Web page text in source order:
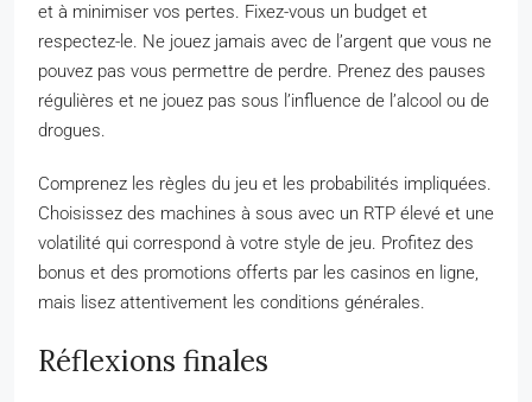
et à minimiser vos pertes. Fixez-vous un budget et
respectez-le. Ne jouez jamais avec de l’argent que vous ne
pouvez pas vous permettre de perdre. Prenez des pauses
régulières et ne jouez pas sous l’influence de l’alcool ou de
drogues.
Comprenez les règles du jeu et les probabilités impliquées.
Choisissez des machines à sous avec un RTP élevé et une
volatilité qui correspond à votre style de jeu. Profitez des
bonus et des promotions offerts par les casinos en ligne,
mais lisez attentivement les conditions générales.
Réflexions finales